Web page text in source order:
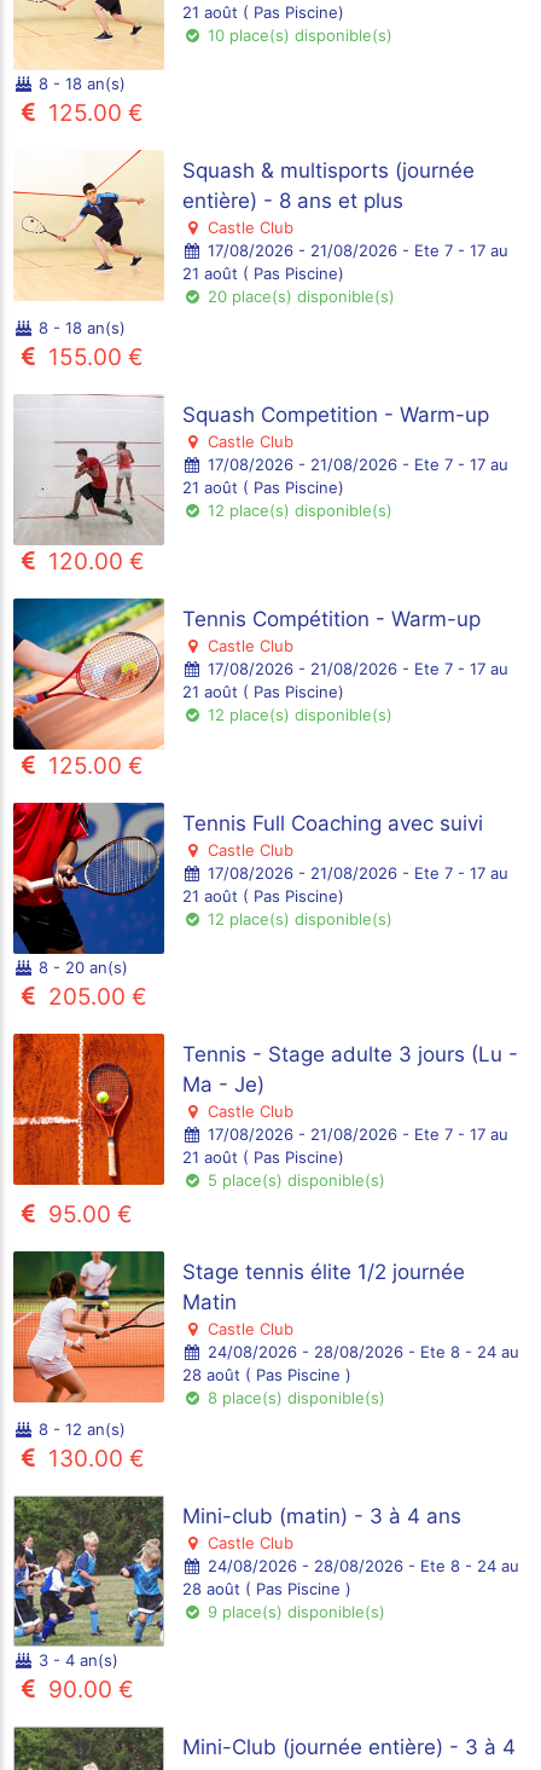
21 août ( Pas Piscine)
10 place(s) disponible(s)
8 - 18 an(s)
125.00 €
Squash & multisports (journée
entière) - 8 ans et plus
Castle Club
17/08/2026 - 21/08/2026 - Ete 7 - 17 au
21 août ( Pas Piscine)
20 place(s) disponible(s)
8 - 18 an(s)
155.00 €
Squash Competition - Warm-up
Castle Club
17/08/2026 - 21/08/2026 - Ete 7 - 17 au
21 août ( Pas Piscine)
12 place(s) disponible(s)
120.00 €
Tennis Compétition - Warm-up
Castle Club
17/08/2026 - 21/08/2026 - Ete 7 - 17 au
21 août ( Pas Piscine)
12 place(s) disponible(s)
125.00 €
Tennis Full Coaching avec suivi
Castle Club
17/08/2026 - 21/08/2026 - Ete 7 - 17 au
21 août ( Pas Piscine)
12 place(s) disponible(s)
8 - 20 an(s)
205.00 €
Tennis - Stage adulte 3 jours (Lu -
Ma - Je)
Castle Club
17/08/2026 - 21/08/2026 - Ete 7 - 17 au
21 août ( Pas Piscine)
5 place(s) disponible(s)
95.00 €
Stage tennis élite 1/2 journée
Matin
Castle Club
24/08/2026 - 28/08/2026 - Ete 8 - 24 au
28 août ( Pas Piscine )
8 place(s) disponible(s)
8 - 12 an(s)
130.00 €
Mini-club (matin) - 3 à 4 ans
Castle Club
24/08/2026 - 28/08/2026 - Ete 8 - 24 au
28 août ( Pas Piscine )
9 place(s) disponible(s)
3 - 4 an(s)
90.00 €
Mini-Club (journée entière) - 3 à 4